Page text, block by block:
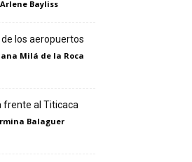
Arlene Bayliss
los aeropuertos
Milá de la Roca
frente al Titicaca
Balaguer